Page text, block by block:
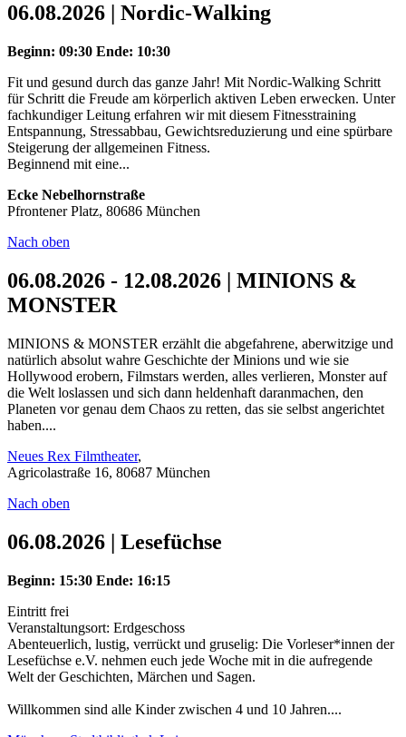
06.08.2026 | Nordic-Walking
Beginn: 09:30 Ende: 10:30
Fit und gesund durch das ganze Jahr! Mit Nordic-Walking Schritt
für Schritt die Freude am körperlich aktiven Leben erwecken. Unter
fachkundiger Leitung erfahren wir mit diesem Fitnesstraining
Entspannung, Stressabbau, Gewichtsreduzierung und eine spürbare
Steigerung der allgemeinen Fitness.
Beginnend mit eine...
Ecke Nebelhornstraße
Pfrontener Platz, 80686 München
Nach oben
06.08.2026 - 12.08.2026 | MINIONS &
MONSTER
MINIONS & MONSTER erzählt die abgefahrene, aberwitzige und
natürlich absolut wahre Geschichte der Minions und wie sie
Hollywood erobern, Filmstars werden, alles verlieren, Monster auf
die Welt loslassen und sich dann heldenhaft daranmachen, den
Planeten vor genau dem Chaos zu retten, das sie selbst angerichtet
haben....
Neues Rex Filmtheater,
Agricolastraße 16, 80687 München
Nach oben
06.08.2026 | Lesefüchse
Beginn: 15:30 Ende: 16:15
Eintritt frei
Veranstaltungsort: Erdgeschoss
Abenteuerlich, lustig, verrückt und gruselig: Die Vorleser*innen der
Lesefüchse e.V. nehmen euch jede Woche mit in die aufregende
Welt der Geschichten, Märchen und Sagen.
Willkommen sind alle Kinder zwischen 4 und 10 Jahren....